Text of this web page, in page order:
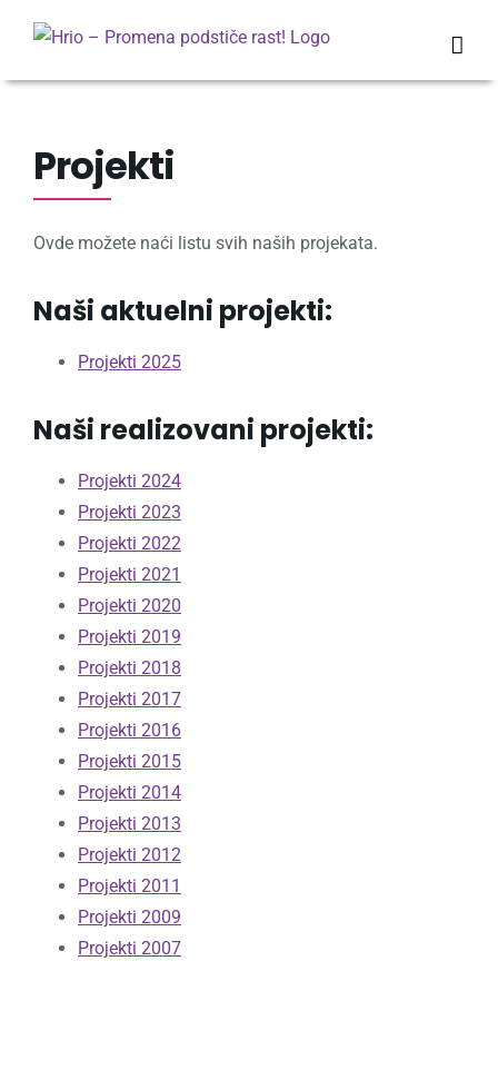
content
Projekti
Ovde možete naći listu svih naših projekata.
Naši aktuelni projekti:
Projekti 2025
Naši realizovani projekti:
Projekti 2024
Projekti 2023
Projekti 2022
Projekti 2021
Projekti 2020
Projekti 2019
Projekti 2018
Projekti 2017
Projekti 2016
Projekti 2015
Projekti 2014
Projekti 2013
Projekti 2012
Projekti 2011
Projekti 2009
Projekti 2007